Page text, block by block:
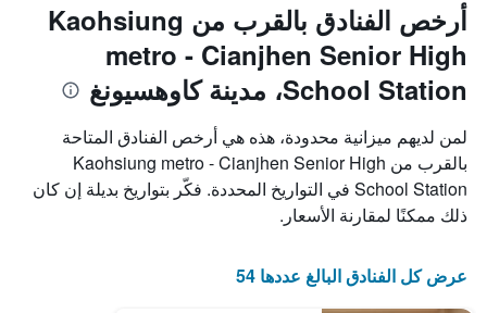
أرخص الفنادق بالقرب من Kaohsiung
metro - Cianjhen Senior High
School Station، مدينة كاوهسيونغ
لمن لديهم ميزانية محدودة، هذه هي أرخص الفنادق المتاحة
بالقرب من Kaohsiung metro - Cianjhen Senior High
School Station في التواريخ المحددة. فكّر بتواريخ بديلة إن كان
ذلك ممكنًا لمقارنة الأسعار.
عرض كل الفنادق البالغ عددها 54